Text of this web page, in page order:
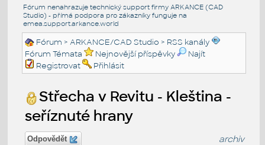
Fórum nenahrazuje technický support firmy ARKANCE (CAD
Studio) - přímá podpora pro zákazníky funguje na
emea.support.arkance.world
Fórum >ARKANCE/CAD Studio > RSS kanály
Fórum Témata
Nejnovější příspěvky
Najít
Registrovat
Přihlásit
Střecha v Revitu - Kleština -
seříznuté hrany
Odpovědět archiv